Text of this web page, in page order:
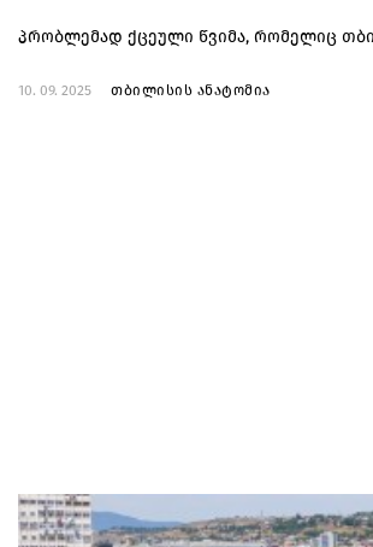
პრობლემად ქცეული წვიმა, რომელიც
10. 09. 2025 თბილისის ანატომია